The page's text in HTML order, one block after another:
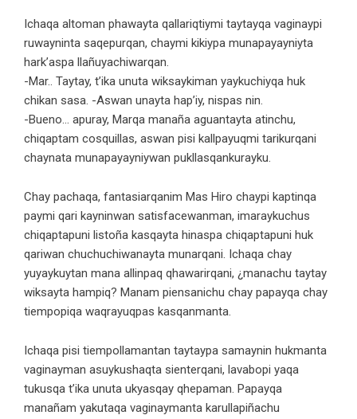
Ichaqa altoman phawayta qallariqtiymi taytayqa vaginaypi
ruwayninta saqepurqan, chaymi kikiypa munapayayniyta
hark’aspa llañuyachiwarqan.
-Mar.. Taytay, t’ika unuta wiksaykiman yaykuchiyqa huk
chikan sasa. -Aswan unayta hap’iy, nispas nin.
-Bueno… apuray, Marqa manaña aguantayta atinchu,
chiqaptam cosquillas, aswan pisi kallpayuqmi tarikurqani
chaynata munapayayniywan pukllasqankurayku.
Chay pachaqa, fantasiarqanim Mas Hiro chaypi kaptinqa
paymi qari kayninwan satisfacewanman, imaraykuchus
chiqaptapuni listoña kasqayta hinaspa chiqaptapuni huk
qariwan chuchuchiwanayta munarqani. Ichaqa chay
yuyaykuytan mana allinpaq qhawarirqani, ¿manachu taytay
wiksayta hampiq? Manam piensanichu chay papayqa chay
tiempopiqa waqrayuqpas kasqanmanta.
Ichaqa pisi tiempollamantan taytaypa samaynin hukmanta
vaginayman asuykushaqta sienterqani, lavabopi yaqa
tukusqa t’ika unuta ukyasqay qhepaman. Papayqa
manañam yakutaqa vaginaymanta karullapiñachu